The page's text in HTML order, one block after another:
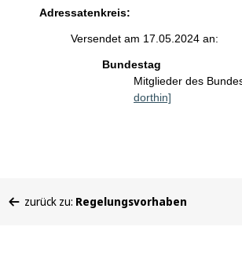
Adressatenkreis:
Versendet am 17.05.2024 an:
Bundestag
Mitglieder des
dorthin]
befinden
zurück zu: Regelungsvorhaben